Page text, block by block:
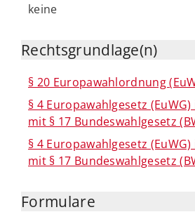
keine
Rechtsgrundlage(n)
§ 20 Europawahlordnung
§ 4 Europawahlgesetz
mit § 17 Bundeswahlgesetz
§ 4 Europawahlgesetz
mit § 17 Bundeswahlgesetz
Formulare